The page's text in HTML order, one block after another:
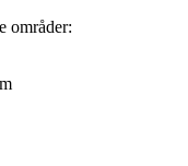
områder: